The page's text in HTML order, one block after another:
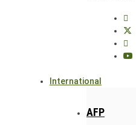
International
AFP